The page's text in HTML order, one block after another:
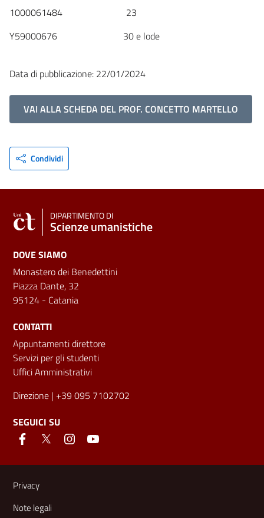
1000061484 23
Y59000676 30 e lode
Data di pubblicazione: 22/01/2024
VAI ALLA SCHEDA DEL PROF. CONCETTO MARTELLO
Condividi
DIPARTIMENTO DI
Scienze umanistiche
DOVE SIAMO
Monastero dei Benedettini
Piazza Dante, 32
95124 - Catania
CONTATTI
Appuntamenti direttore
Servizi per gli studenti
Uffici Amministrativi
Direzione | +39 095 7102702
SEGUICI SU
Link e informazioni utili
Privacy
Note legali